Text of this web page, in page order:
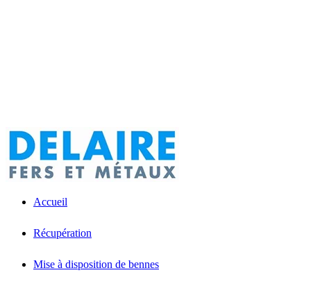
Accueil
Récupération
Mise à disposition de bennes